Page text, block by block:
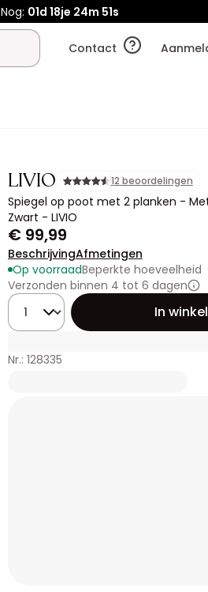
Nog: 01d 18je 24m 49s
Contact
LIVIO 12 beoordelingen
Spiegel op poot met 2 planken -
Zwart - LIVIO
€ 99,99
BeschrijvingAfmetingen
Op voorraadBeperkte hoeveelheid
Verzonden binnen 4 tot 6 dagen
Hoeveelheid
In
Nr.: 128335